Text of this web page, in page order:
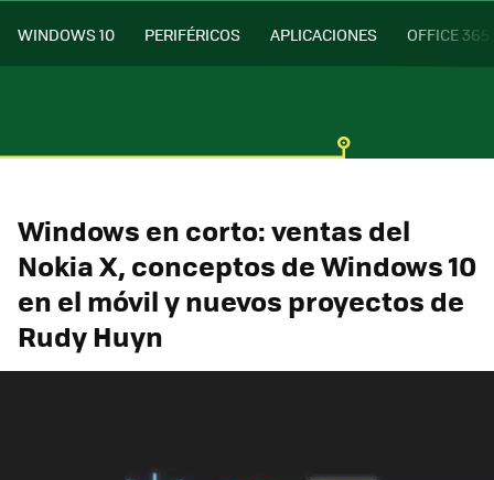
WINDOWS 10 PERIFÉRICOS APLICACIONES OFFICE 365
Windows en corto: ventas del
Nokia X, conceptos de Windows 10
en el móvil y nuevos proyectos de
Rudy Huyn